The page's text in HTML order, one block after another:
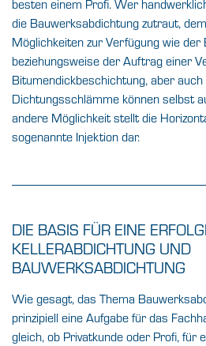
besten einem Profi. Wer
die Bauwerksabdichtung zutraut,
Möglichkeiten zur Verfügung wie
beziehungsweise der Auftrag einer
Bitumendickbeschichtung, aber
Dichtungsschlämme können selbst
andere Möglichkeit stellt die
sogenannte Injektion dar.
DIE BASIS FÜR EINE
KELLERABDICHTUNG UND
BAUWERKSABDICHTUNG
Wie gesagt, das Thema
prinzipiell eine Aufgabe für das
gleich, ob Privatkunde oder Profi, für